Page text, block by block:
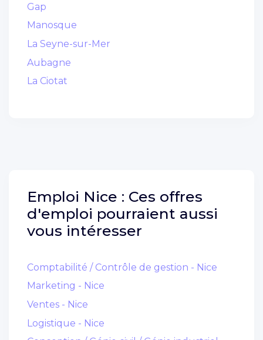
Gap
Manosque
La Seyne-sur-Mer
Aubagne
La Ciotat
Emploi Nice : Ces offres
d'emploi pourraient aussi
vous intéresser
Comptabilité / Contrôle de gestion - Nice
Marketing - Nice
Ventes - Nice
Logistique - Nice